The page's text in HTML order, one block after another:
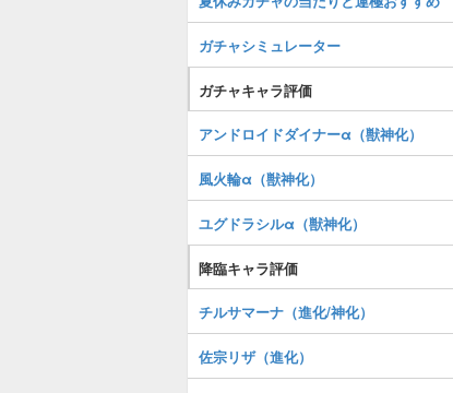
ガチャシミュレーター
ガチャキャラ評価
アンドロイドダイナーα（獣神化）
風火輪α（獣神化）
ユグドラシルα（獣神化）
降臨キャラ評価
チルサマーナ（進化/神化）
佐宗リザ（進化）